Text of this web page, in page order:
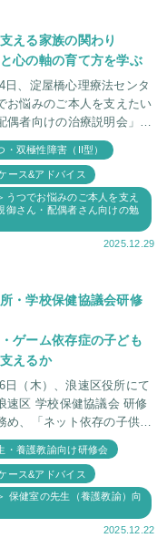
える家族の関わり
心の軸の育て方を学ぶ
日、淀屋橋心理療法センタ
お悩みのご本人を支えたい
偶者向けの治療説明会」が
センター所
・福田俊一、臨床心理士・
・双極性障害（II型）
ース&アドバイス
うつでお悩みのご本人を支え
御さん・配偶者さん向けの勉
2025.12.29
所・学校保健協議会研修
ゲーム依存症の子ども
えるか
日（木）、浪速区役所にて
速区 学校保健協議会 研修
め、「ネット依存の子供た
るか」というテーマでお話
当日は、学校の先生方、
・養護教諭向け研修会
ース&アドバイス
保健室の先生（養護教諭）向
2025.12.22